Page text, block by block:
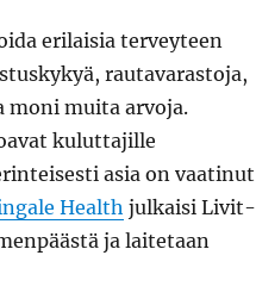
erilaisia terveyteen
rautavarastoja,
moni muita arvoja.
kuluttajille
asia on vaatinut
Health julkaisi Livit-
ja laitetaan